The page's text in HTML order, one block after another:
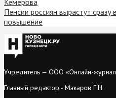
Пенсии россиян вырастут сразу
повышение
Учредитель — ООО «Онлайн-
Главный редактор - Макаров Г.Н.